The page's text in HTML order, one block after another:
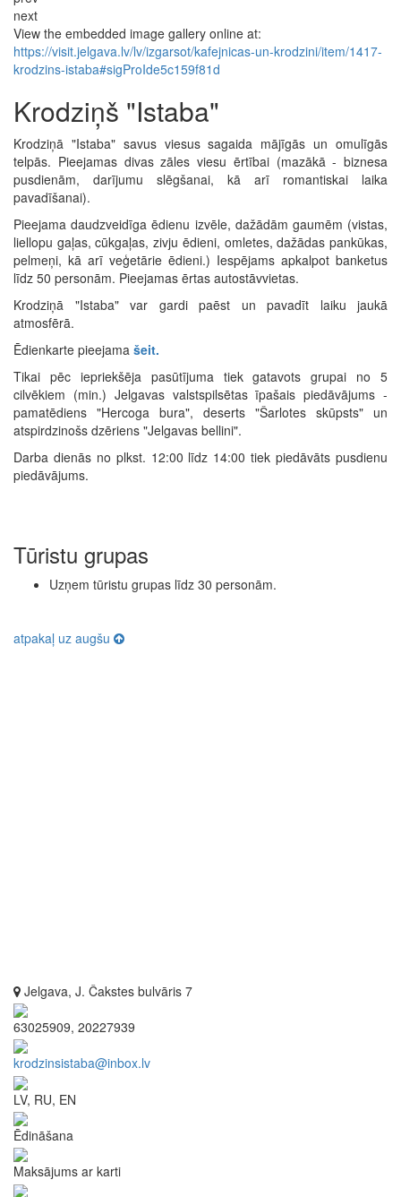
next
View the embedded image gallery online at:
https://visit.jelgava.lv/lv/izgarsot/kafejnicas-un-krodzini/item/1417-
krodzins-istaba#sigProIde5c159f81d
Krodziņš "Istaba"
Krodziņā "Istaba" savus viesus sagaida mājīgās un omulīgās
telpās. Pieejamas divas zāles viesu ērtībai (mazākā - biznesa
pusdienām, darījumu slēgšanai, kā arī romantiskai laika
pavadīšanai).
Pieejama daudzveidīga ēdienu izvēle, dažādām gaumēm (vistas,
liellopu gaļas, cūkgaļas, zivju ēdieni, omletes, dažādas pankūkas,
pelmeņi, kā arī veģetārie ēdieni.) Iespējams apkalpot banketus
līdz 50 personām. Pieejamas ērtas autostāvvietas.
Krodziņā "Istaba" var gardi paēst un pavadīt laiku jaukā
atmosfērā.
Ēdienkarte pieejama šeit.
Tikai pēc iepriekšēja pasūtījuma tiek gatavots grupai no 5
cilvēkiem (min.) Jelgavas valstspilsētas īpašais piedāvājums -
pamatēdiens "Hercoga bura", deserts "Šarlotes skūpsts" un
atspirdzinošs dzēriens "Jelgavas bellini".
Darba dienās no plkst. 12:00 līdz 14:00 tiek piedāvāts pusdienu
piedāvājums.
Tūristu grupas
Uzņem tūristu grupas līdz 30 personām.
atpakaļ uz augšu
Jelgava, J. Čakstes bulvāris 7
63025909, 20227939
krodzinsistaba@inbox.lv
LV, RU, EN
Ēdināšana
Maksājums ar karti